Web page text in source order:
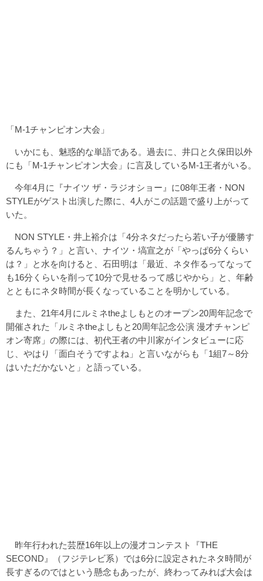
「M-1チャンピオン大会」
いかにも、魅惑的な単語である。過去に、井口と久保田以外
にも「M-1チャンピオン大会」に言及しているM-1王者がいる。
今年4月に『ナイツ ザ・ラジオショー』に08年王者・NON
STYLEがゲスト出演した際に、4人がこの話題で盛り上がって
いた。
NON STYLE・井上裕介は「4分ネタだったら若い子が優勝す
るんちゃう？」と言い、ナイツ・塙宣之が「やっぱ6分くらい
は？」と水を向けると、石田明は「最近、ネタ作るってなって
も16分くらいを削って10分で見せるって感じやから」と、年齢
とともにネタ時間が長くなっていることを明かしている。
また、21年4月にルミネtheよしもとのオープン20周年記念で
開催された「ルミネtheよしもと20周年記念公演 漫才チャンピ
オン寄席」の際には、初代王者の中川家がインタビューに応
じ、やはり「面白そうですよね」と言いながらも「1組7～8分
はいただかないと」と語っている。
昨年行われた芸歴16年以上の漫才コンテスト『THE
SECOND』（フジテレビ系）では6分に設定されたネタ時間が
長すぎるのではという懸念もあったが、終わってみれば大会は